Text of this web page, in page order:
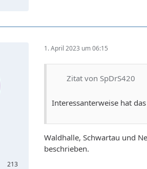
213
1. April 2023 um 06:15
Zitat von SpDrS420
Interessanterweise hat
Waldhalle, Schwartau und
beschrieben.